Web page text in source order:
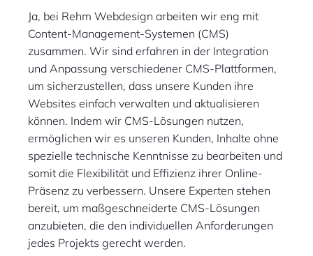
Ja, bei Rehm Webdesign arbeiten wir eng mit
Content-Management-Systemen (CMS)
zusammen. Wir sind erfahren in der Integration
und Anpassung verschiedener CMS-Plattformen,
um sicherzustellen, dass unsere Kunden ihre
Websites einfach verwalten und aktualisieren
können. Indem wir CMS-Lösungen nutzen,
ermöglichen wir es unseren Kunden, Inhalte ohne
spezielle technische Kenntnisse zu bearbeiten und
somit die Flexibilität und Effizienz ihrer Online-
Präsenz zu verbessern. Unsere Experten stehen
bereit, um maßgeschneiderte CMS-Lösungen
anzubieten, die den individuellen Anforderungen
jedes Projekts gerecht werden.